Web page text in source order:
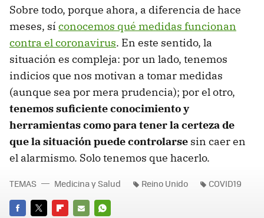
Sobre todo, porque ahora, a diferencia de hace
meses, sí conocemos qué medidas funcionan
contra el coronavirus. En este sentido, la
situación es compleja: por un lado, tenemos
indicios que nos motivan a tomar medidas
(aunque sea por mera prudencia); por el otro,
tenemos suficiente conocimiento y
herramientas como para tener la certeza de
que la situación puede controlarse sin caer en
el alarmismo. Solo tenemos que hacerlo.
TEMAS Medicina y Salud Reino Unido COVID19